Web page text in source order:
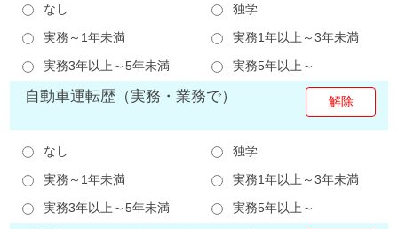
なし
独学
実務～1年未満
実務1年以上～3年未満
実務3年以上～5年未満
実務5年以上～
自動車運転歴（実務・業務で）
なし
独学
実務～1年未満
実務1年以上～3年未満
実務3年以上～5年未満
実務5年以上～